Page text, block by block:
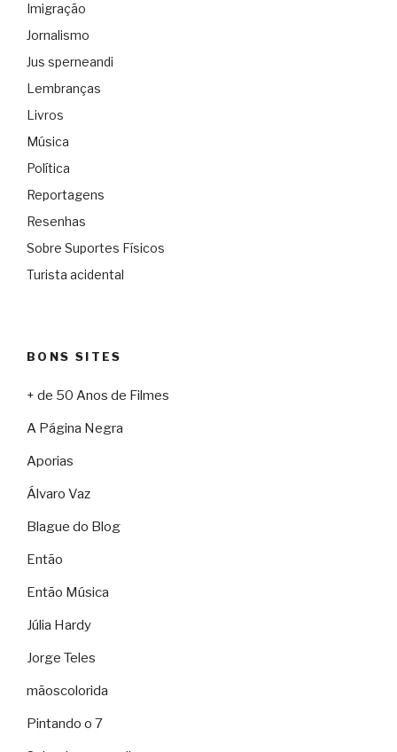
Imigração
Jornalismo
Jus sperneandi
Lembranças
Livros
Música
Política
Reportagens
Resenhas
Sobre Suportes Físicos
Turista acidental
BONS SITES
+ de 50 Anos de Filmes
A Página Negra
Aporias
Álvaro Vaz
Blague do Blog
Então
Então Música
Júlia Hardy
Jorge Teles
mãoscolorida
Pintando o 7